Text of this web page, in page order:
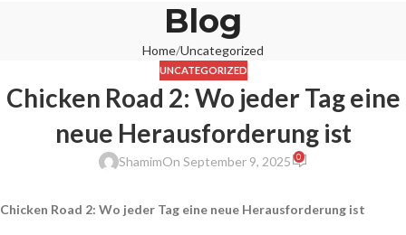
Blog
Home Uncategorized
UNCATEGORIZED
Chicken Road 2: Wo jeder Tag eine
neue Herausforderung ist
ShamimOn September 9, 2025 0
Chicken Road 2: Wo jeder Tag eine neue Herausforderung ist